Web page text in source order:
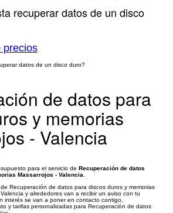
recuperar datos de un disco
precios
de datos para
y memorias
- Valencia
para el servicio de Recuperación de datos
Massarrojos - Valencia
Recuperación de datos para discos duros y memorias
y alrededores van a recibir un aviso con tu
interés se van a poner en contacto contigo,
y tarifas personalizadas para Recuperación de datos